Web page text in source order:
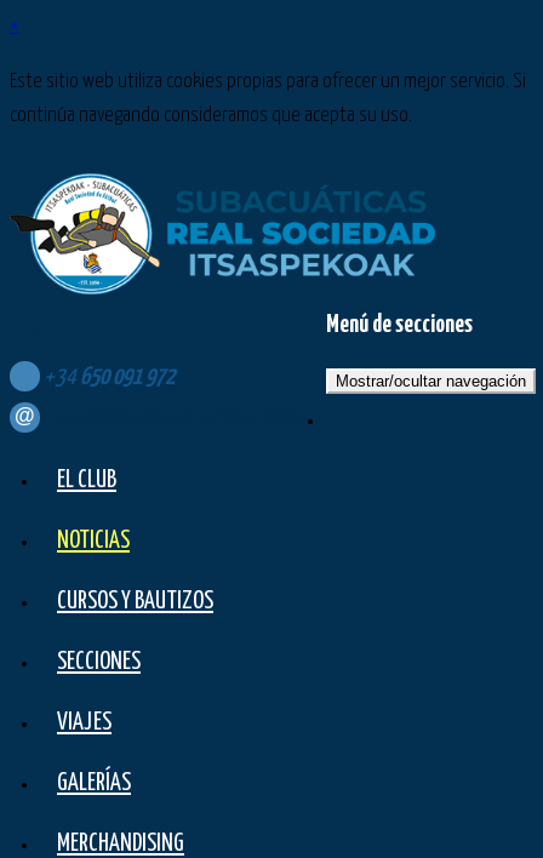
×
Este sitio web utiliza cookies propias para ofrecer un mejor servicio. Si
continúa navegando consideramos que acepta su uso.
+34 650 091 972
contacto@subacuaticasrealsociedad.com
Menú de secciones
Mostrar/ocultar navegación
EL CLUB
NOTICIAS
CURSOS Y BAUTIZOS
SECCIONES
VIAJES
GALERÍAS
MERCHANDISING